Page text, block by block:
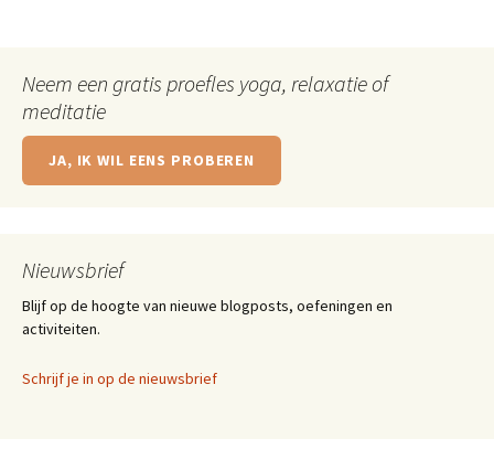
Neem een gratis proefles yoga, relaxatie of
meditatie
JA, IK WIL EENS PROBEREN
Nieuwsbrief
Blijf op de hoogte van nieuwe blogposts, oefeningen en
activiteiten.
Schrijf je in op de nieuwsbrief